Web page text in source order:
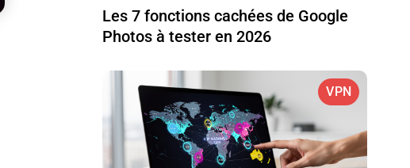
Les 7 fonctions cachées de Google
Photos à tester en 2026
VPN